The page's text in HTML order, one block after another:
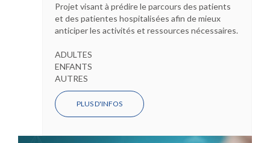
Projet visant à prédire le parcours des patients
et des patientes hospitalisées afin de mieux
anticiper les activités et ressources nécessaires.
ADULTES
ENFANTS
AUTRES
PLUS D'INFOS